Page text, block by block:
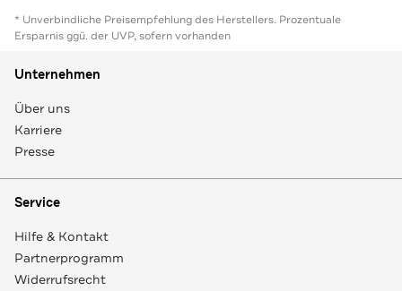
* Unverbindliche Preisempfehlung des Herstellers. Prozentuale
Ersparnis ggü. der UVP, sofern vorhanden
Unternehmen
Über uns
Karriere
Presse
Service
Hilfe & Kontakt
Partnerprogramm
Widerrufsrecht